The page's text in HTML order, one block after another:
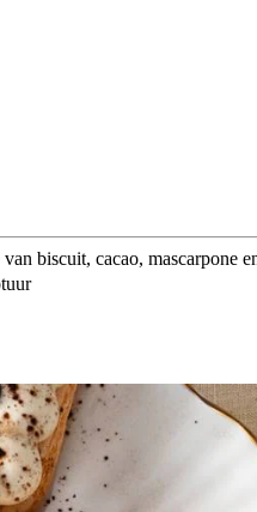
biscuit, cacao, mascarpone